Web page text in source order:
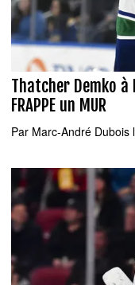
Thatcher Demko
FRAPPE un MUR
Par Marc-André Dubois